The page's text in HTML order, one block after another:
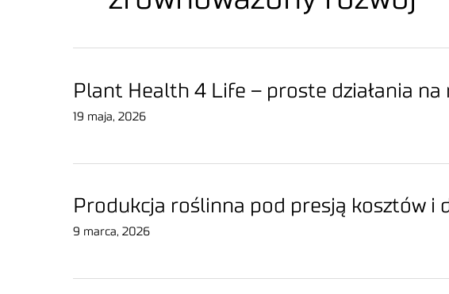
Plant Health 4 Life – proste działania
19 maja, 2026
Produkcja roślinna pod presją kosztów i
9 marca, 2026